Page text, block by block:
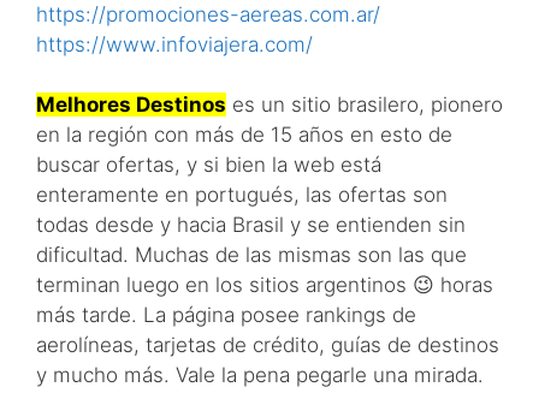
https://promociones-aereas.com.ar/
https://www.infoviajera.com/
Melhores Destinos es un sitio brasilero, pionero
en la región con más de 15 años en esto de
buscar ofertas, y si bien la web está
enteramente en portugués, las ofertas son
todas desde y hacia Brasil y se entienden sin
dificultad. Muchas de las mismas son las que
terminan luego en los sitios argentinos 😉 horas
más tarde. La página posee rankings de
aerolíneas, tarjetas de crédito, guías de destinos
y mucho más. Vale la pena pegarle una mirada.